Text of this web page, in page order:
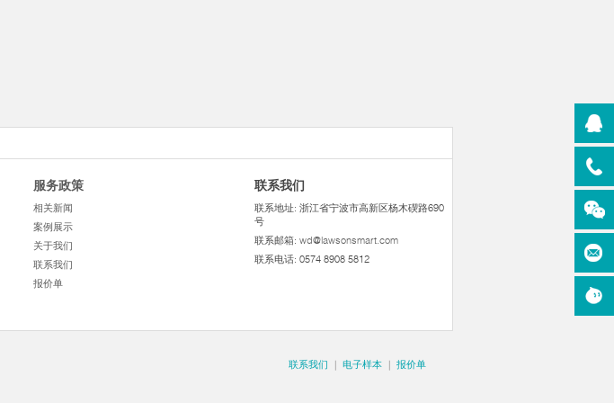
服务政策
相关新闻
案例展示
关于我们
联系我们
报价单
联系我们
联系地址: 浙江省宁波市高新区杨木碶路690
号
联系邮箱: wd@lawsonsmart.com
联系电话: 0574 8908 5812
联系我们 | 电子样本 | 报价单